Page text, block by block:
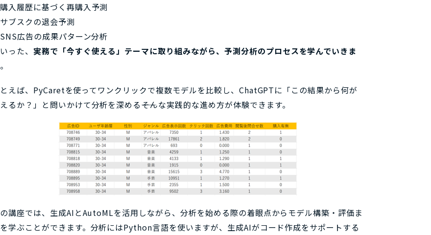
購入履歴に基づく再購入予測
サブスクの退会予測
SNS広告の成果パターン分析
った、 実務で「今すぐ使える」テーマに取り組みながら、予測分析のプロセスを学んでいきま
。
えば、PyCaretを使ってワンクリックで複数モデルを比較し、ChatGPTに「この結果から何が
るか？」と問いかけて分析を深める――そんな実践的な進め方が体験できます。
講座では、生成AIとAutoMLを活用しながら、分析を始める際の着眼点からモデル構築・評価ま
学ぶことができます。分析にはPython言語を使いますが、生成AIがコード作成をサポートする